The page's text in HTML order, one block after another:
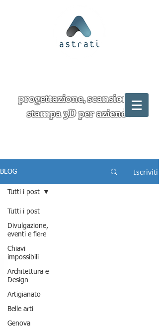
progettazione, scansione e
stampa 3D per aziende
BLOG Iscriviti
Tutti i post
Divulgazione,
eventi e fiere
Chiavi
impossibili
Architettura e
Design
Artigianato
Belle arti
Genova
Tutti i post